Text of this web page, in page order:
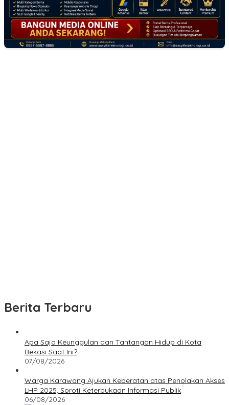
Berita Terbaru
Apa Saja Keunggulan dan Tantangan Hidup di Kota
Bekasi Saat Ini?
07/08/2026
Warga Karawang Ajukan Keberatan atas Penolakan Akses
LHP 2025, Soroti Keterbukaan Informasi Publik
06/08/2026